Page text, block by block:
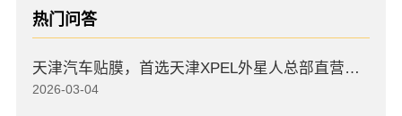
热门问答
天津汽车贴膜，首选天津XPEL外星人总部直营店，高口碑店
2026-03-04